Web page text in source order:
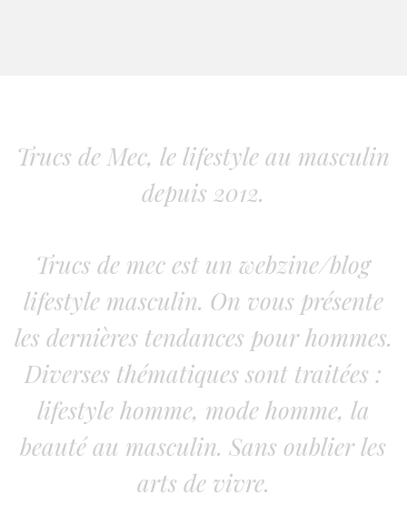
Trucs de Mec, le lifestyle au masculin
depuis 2012.
Trucs de mec est un webzine/blog
lifestyle masculin. On vous présente
les dernières tendances pour hommes.
Diverses thématiques sont traitées :
lifestyle homme, mode homme, la
beauté au masculin. Sans oublier les
arts de vivre.